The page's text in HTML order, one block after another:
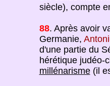
siècle), compte
88. Après avoir
Germanie,
d'une partie du
hérétique judéo-
millénarisme(il